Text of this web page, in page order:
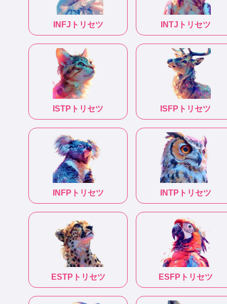
INFJ トリセツ INTJ トリセツ
ISTP トリセツ ISFP トリセツ
INFP トリセツ INTP トリセツ
ESTP トリセツ ESFP トリセツ